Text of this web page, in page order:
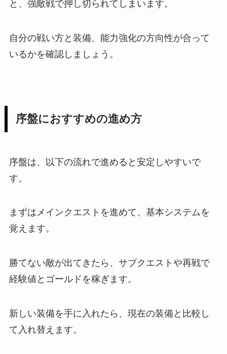
と、強敵戦で押し切られてしまいます。
自分の戦い方と装備、能力強化の方向性が合って
いるかを確認しましょう。
序盤におすすめの進め方
序盤は、以下の流れで進めると安定しやすいで
す。
まずはメインクエストを進めて、基本システムを
覚えます。
勝てない敵が出てきたら、サブクエストや再戦で
経験値とゴールドを稼ぎます。
新しい装備を手に入れたら、現在の装備と比較し
て入れ替えます。